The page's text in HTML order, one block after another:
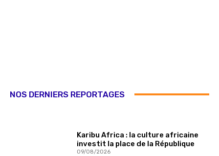
NOS DERNIERS REPORTAGES
Karibu Africa : la culture africaine
investit la place de la République
09/08/2026